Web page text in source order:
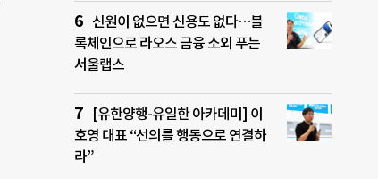
신원이 없으면 신용도 없다…블
록체인으로 라오스 금융 소외 푸는
서울랩스
[유한양행-유일한 아카데미] 이
호영 대표 “선의를 행동으로 연결하
라”